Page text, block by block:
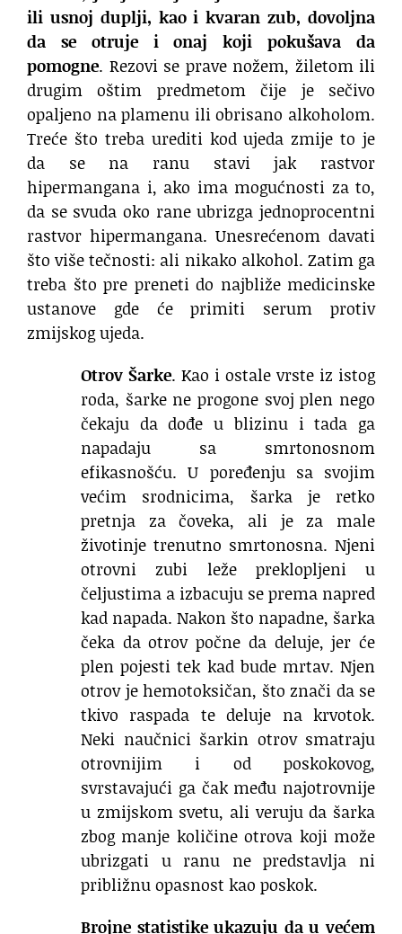
ili usnoj duplji, kao i kvaran zub, dovoljna
da se otruje i onaj koji pokušava da
pomogne. Rezovi se prave nožem, žiletom ili
drugim oštim predmetom čije je sečivo
opaljeno na plamenu ili obrisano alkoholom.
Treće što treba urediti kod ujeda zmije to je
da se na ranu stavi jak rastvor
hipermangana i, ako ima mogućnosti za to,
da se svuda oko rane ubrizga jednoprocentni
rastvor hipermangana. Unesrećenom davati
što više tečnosti: ali nikako alkohol. Zatim ga
treba što pre preneti do najbliže medicinske
ustanove gde će primiti serum protiv
zmijskog ujeda.
Otrov Šarke. Kao i ostale vrste iz istog
roda, šarke ne progone svoj plen nego
čekaju da dođe u blizinu i tada ga
napadaju sa smrtonosnom
efikasnošću. U poređenju sa svojim
većim srodnicima, šarka je retko
pretnja za čoveka, ali je za male
životinje trenutno smrtonosna. Njeni
otrovni zubi leže preklopljeni u
čeljustima a izbacuju se prema napred
kad napada. Nakon što napadne, šarka
čeka da otrov počne da deluje, jer će
plen pojesti tek kad bude mrtav. Njen
otrov je hemotoksičan, što znači da se
tkivo raspada te deluje na krvotok.
Neki naučnici šarkin otrov smatraju
otrovnijim i od poskokovog,
svrstavajući ga čak među najotrovnije
u zmijskom svetu, ali veruju da šarka
zbog manje količine otrova koji može
ubrizgati u ranu ne predstavlja ni
približnu opasnost kao poskok.
Brojne statistike ukazuju da u većem